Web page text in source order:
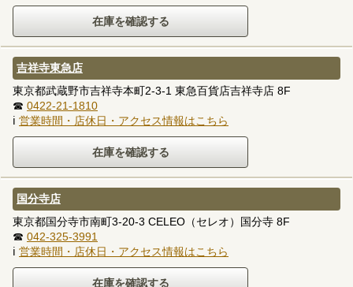
吉祥寺東急店
東京都武蔵野市吉祥寺本町2-3-1 東急百貨店吉祥寺店 8F
☎ 0422-21-1810
ℹ 営業時間・店休日・アクセス情報はこちら
国分寺店
東京都国分寺市南町3-20-3 CELEO（セレオ）国分寺 8F
☎ 042-325-3991
ℹ 営業時間・店休日・アクセス情報はこちら